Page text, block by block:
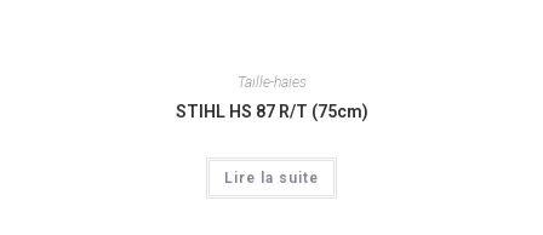
Taille-haies
STIHL HS 87 R/T (75cm)
Lire la suite